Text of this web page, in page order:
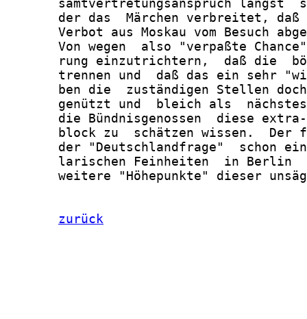
samtvertretungsanspruch längst
der das  Märchen verbreitet,
Verbot aus Moskau vom Besuch
Von wegen  also "verpaßte
rung einzutrichtern,  daß die
trennen und  daß das ein sehr
ben die  zuständigen Stellen
genützt und  bleich als
die Bündnisgenossen  diese
block zu  schätzen wissen.  Der
der "Deutschlandfrage"  schon
larischen Feinheiten  in Berlin
weitere "Höhepunkte" dieser
zurück